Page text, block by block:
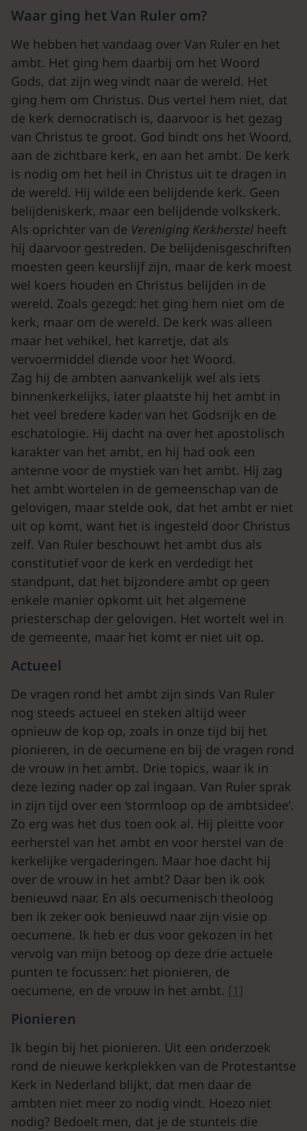
Waar ging het Van Ruler om?
We hebben het vandaag over Van Ruler en het
ambt. Het ging hem daarbij om het Woord
Gods, dat zijn weg vindt naar de wereld. Het
ging hem om Christus. Dus vertel hem niet, dat
de kerk democratisch is, daarvoor is het gezag
van Christus te groot. God bindt ons het Woord,
aan de zichtbare kerk, en aan het ambt. De kerk
is nodig om het heil in Christus uit te dragen in
de wereld. Hij wilde een belijdende kerk. Geen
belijdeniskerk, maar een belijdende volkskerk.
Als oprichter van de Vereniging Kerkherstel heeft
hij daarvoor gestreden. De belijdenisgeschriften
moesten geen keurslijf zijn, maar de kerk moest
wel koers houden en Christus belijden in de
wereld. Zoals gezegd: het ging hem niet om de
kerk, maar om de wereld. De kerk was alleen
maar het vehikel, het karretje, dat als
vervoermiddel diende voor het Woord.
Zag hij de ambten aanvankelijk wel als iets
binnenkerkelijks, later plaatste hij het ambt in
het veel bredere kader van het Godsrijk en de
eschatologie. Hij dacht na over het apostolisch
karakter van het ambt, en hij had ook een
antenne voor de mystiek van het ambt. Hij zag
het ambt wortelen in de gemeenschap van de
gelovigen, maar stelde ook, dat het ambt er niet
uit op komt, want het is ingesteld door Christus
zelf. Van Ruler beschouwt het ambt dus als
constitutief voor de kerk en verdedigt het
standpunt, dat het bijzondere ambt op geen
enkele manier opkomt uit het algemene
priesterschap der gelovigen. Het wortelt wel in
de gemeente, maar het komt er niet uit op.
Actueel
De vragen rond het ambt zijn sinds Van Ruler
nog steeds actueel en steken altijd weer
opnieuw de kop op, zoals in onze tijd bij het
pionieren, in de oecumene en bij de vragen rond
de vrouw in het ambt. Drie topics, waar ik in
deze lezing nader op zal ingaan. Van Ruler sprak
in zijn tijd over een ‘stormloop op de ambtsidee’.
Zo erg was het dus toen ook al. Hij pleitte voor
eerherstel van het ambt en voor herstel van de
kerkelijke vergaderingen. Maar hoe dacht hij
over de vrouw in het ambt? Daar ben ik ook
benieuwd naar. En als oecumenisch theoloog
ben ik zeker ook benieuwd naar zijn visie op
oecumene. Ik heb er dus voor gekozen in het
vervolg van mijn betoog op deze drie actuele
punten te focussen: het pionieren, de
oecumene, en de vrouw in het ambt. [1]
Pionieren
Ik begin bij het pionieren. Uit een onderzoek
rond de nieuwe kerkplekken van de Protestantse
Kerk in Nederland blijkt, dat men daar de
ambten niet meer zo nodig vindt. Hoezo niet
nodig? Bedoelt men, dat je de stuntels die